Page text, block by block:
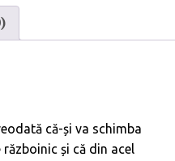
că-și va schimba
și că din acel